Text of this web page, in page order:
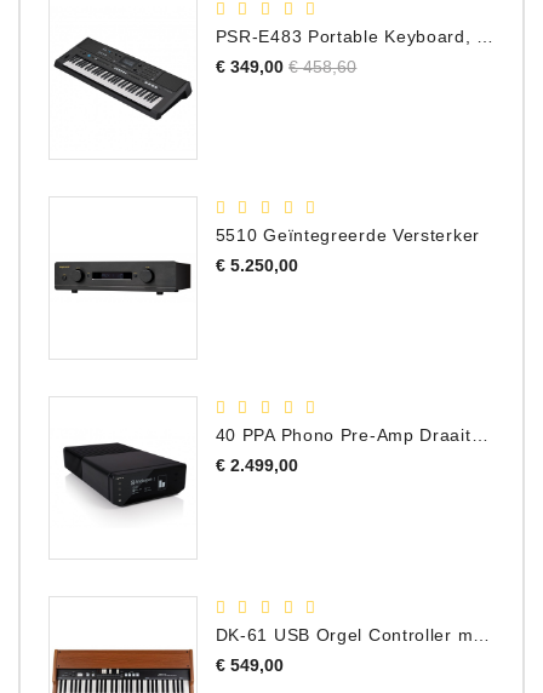
€ 349,00 Normale
€ 458,60Prijs
5510 Geïntegreerde Versterker
€ 5.250,00Prijs
€ 2.499,00Prijs
€ 549,00Prijs